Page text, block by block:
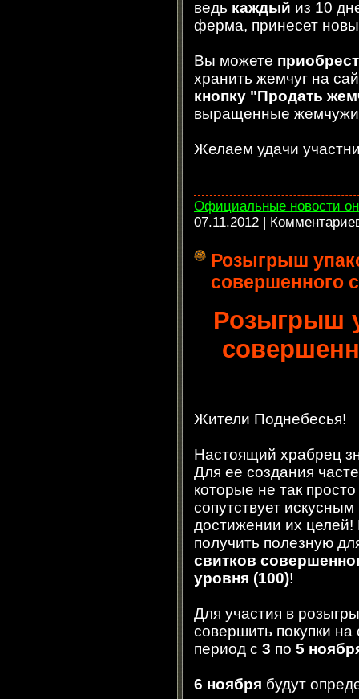
ведь каждый из 10
ферма, принесет
Вы можете
хранить жемчуг на
кнопку "Продать
выращенные
Желаем удачи
Официальные новости
07.11.2012 |
Розыгрыш
совершенного
Розыгрыш
Жители Поднебесья!
Настоящий храбрец
Для ее создания
которые не так
сопутствует
достижении их
получить полезную
свитков
уровня (100)!
Для участия в
совершить покупки
период с 3 по 5
6 ноября будут